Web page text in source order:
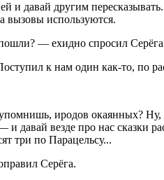
и давай другим
вызовы используются.
— ехидно спросил
к нам один как-то, по
иродов окаянных? Ну,
и давай везде про нас сказки
три по Парацельсу...
Серёга.